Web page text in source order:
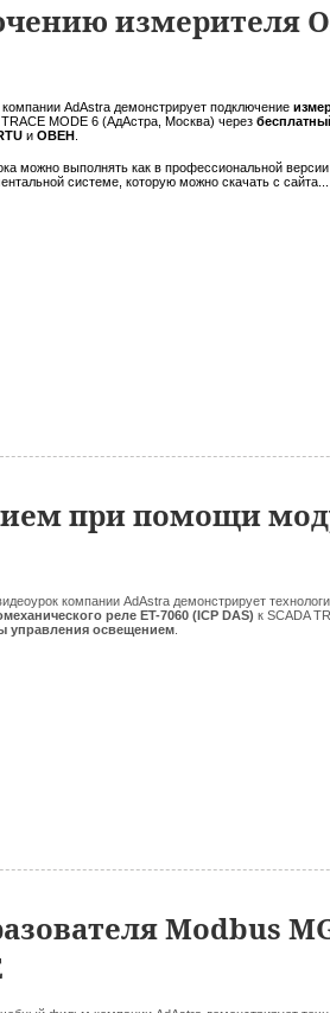
измерителя
AdAstra демонстрирует подключение
TRACE MODE 6 (АдАстра, Москва) через
и ОВЕН
можно выполнять как в профессиональной
системе, которую можно скачать с сайта...
при помощи
компании AdAstra демонстрирует
реле ET-7060 (ICP DAS) к SCADA
управления освещением
Modbus